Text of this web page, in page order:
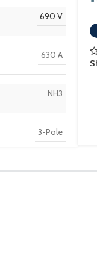
690 V
630 A
NH3
3-Pole
DIN